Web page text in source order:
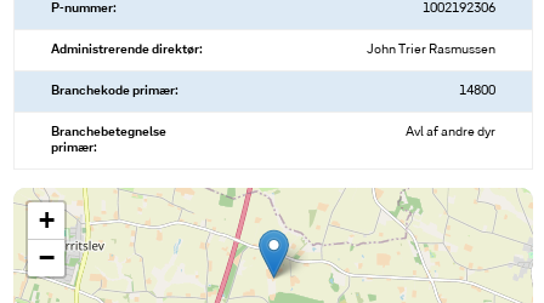
P-nummer: 1002192306
Administrerende direktør: John Trier Rasmussen
Branchekode primær: 14800
Branchebetegnelse
primær:
Avl af andre dyr
+
−